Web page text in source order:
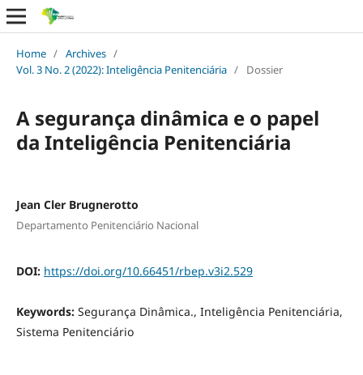
Home / Archives /
Vol. 3 No. 2 (2022): Inteligência Penitenciária / Dossier
A segurança dinâmica e o papel
da Inteligência Penitenciária
Jean Cler Brugnerotto
Departamento Penitenciário Nacional
DOI: https://doi.org/10.66451/rbep.v3i2.529
Keywords: Segurança Dinâmica., Inteligência Penitenciária,
Sistema Penitenciário